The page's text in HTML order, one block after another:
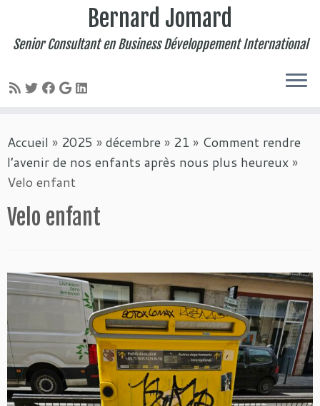
au
contenu
Bernard Jomard
Senior Consultant en Business Développement International
Accueil » 2025 »décembre » 21 » Comment rendre
l’avenir de nos enfants après nous plus heureux»
Velo enfant
Velo enfant